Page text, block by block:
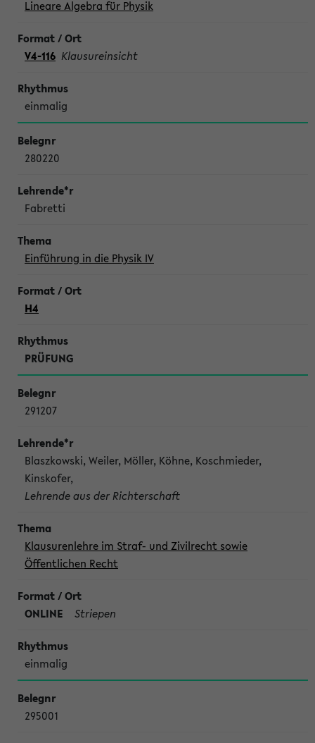
Lineare Algebra für Physik
V4-116 Klausureinsicht
einmalig
280220
Fabretti
Einführung in die Physik IV
H4
PRÜFUNG
291207
Blaszkowski, Weiler, Möller, Köhne, Koschmieder,
Kinskofer,
Lehrende aus der Richterschaft
Klausurenlehre im Straf- und Zivilrecht sowie
Öffentlichen Recht
ONLINE Striepen
einmalig
295001